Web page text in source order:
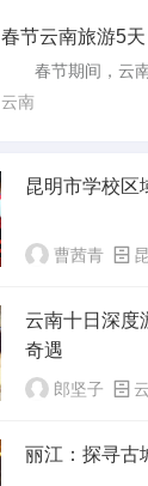
的地。瑞丽，这座
光，成为了寒假春
择。本文将为您详
春节云南旅游5
春节期间，云南
族文化、壮丽的自
带换洗衣物的问题
讨，希望能为你的
量的关...
云南
昆明市学校区
曹茜青
云南十日深度
奇遇
郎坚子
丽江：探寻古